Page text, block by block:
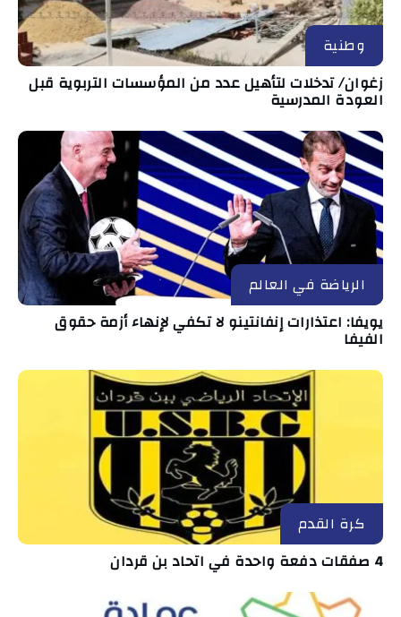
وطنية
زغوان/ تدخلات لتأهيل عدد من المؤسسات التربوية قبل
العودة المدرسية
الرياضة في العالم
يويفا: اعتذارات إنفانتينو لا تكفي لإنهاء أزمة حقوق
الفيفا
كرة القدم
4 صفقات دفعة واحدة في اتحاد بن قردان